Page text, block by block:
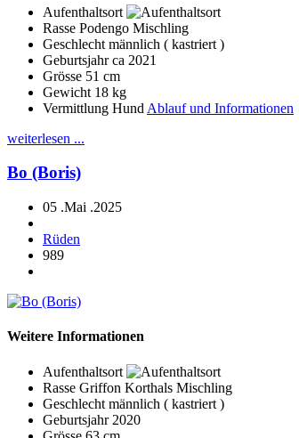
Aufenthaltsort
Rasse Podengo Mischling
Geschlecht männlich ( kastriert )
Geburtsjahr ca 2021
Grösse 51 cm
Gewicht 18 kg
Vermittlung Hund Ablauf und Informationen
weiterlesen ...
Bo (Boris)
05 .Mai .2025
Rüden
989
Weitere Informationen
Aufenthaltsort
Rasse Griffon Korthals Mischling
Geschlecht männlich ( kastriert )
Geburtsjahr 2020